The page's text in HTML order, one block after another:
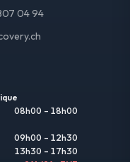
04 94
08h00 – 18h00
09h00 – 12h30
13h30 – 17h30